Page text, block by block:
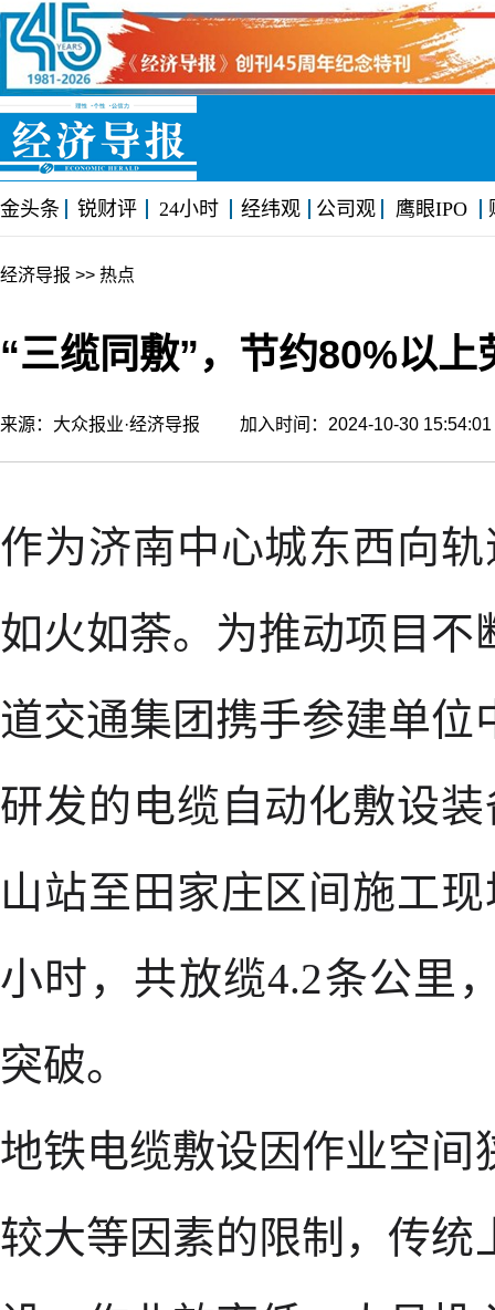
金头条 锐财评 24小时 经纬观 公司观 鹰眼IPO
经济导报 >> 热点
“三缆同敷”，节约80%以
来源：大众报业·经济导报 加入时间：2024-10-30
作为济南中心城东西向
如火如荼。为推动项目
道交通集团携手参建单
研发的电缆自动化敷设
山站至田家庄区间施工
小时，共放缆4.2条公里
突破。
地铁电缆敷设因作业空
较大等因素的限制，传